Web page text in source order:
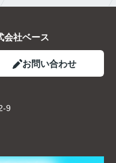
社ベース
お問い合わせ
9